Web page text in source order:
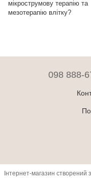
мікрострумову терапію та
мезотерапію влітку?
098 888-
Інтернет-магазин